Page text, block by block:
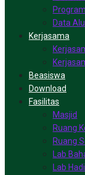
Data
Kerjasama
Beasiswa
Download
Fasilitas
Masjid
Ruang
Ruang
Lab
Lab